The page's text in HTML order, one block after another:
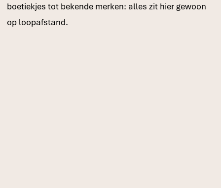
boetiekjes tot bekende merken: alles zit hier gewoon
op loopafstand.